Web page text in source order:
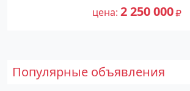
№27444 на сайте
цена 2 250 000
Популярные объявления